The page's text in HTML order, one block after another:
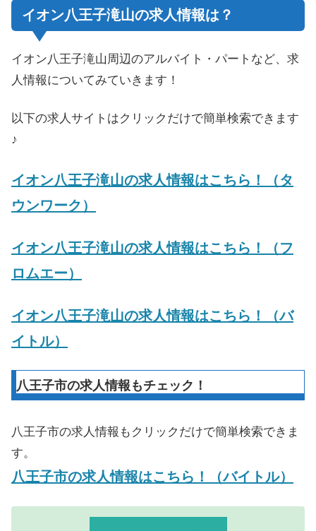
イオン八王子滝山の求人情報は？
イオン八王子滝山周辺のアルバイト・パートなど、求
人情報についてみていきます！
以下の求人サイトはクリックだけで簡単検索できます
♪
イオン八王子滝山の求人情報はこちら！（タ
ウンワーク）
イオン八王子滝山の求人情報はこちら！（フ
ロムエー）
イオン八王子滝山の求人情報はこちら！（バ
イトル）
八王子市の求人情報もチェック！
八王子市の求人情報もクリックだけで簡単検索できま
す。
八王子市の求人情報はこちら！（バイトル）